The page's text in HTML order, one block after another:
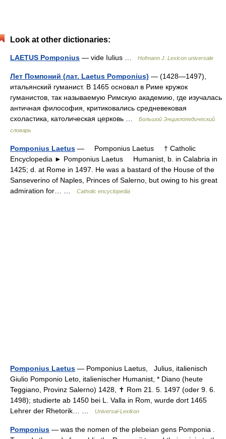
Look at other dictionaries:
LAETUS Pomponius — vide Iulius … Hofmann J. Lexicon universale
Лет Помпоний (лат. Laetus Pomponius) — (1428—1497),
итальянский гуманист. В 1465 основал в Риме кружок
гуманистов, так называемую Римскую академию, где изучалась
античная философия, критиковались средневековая
схоластика, католическая церковь …
Большой Энциклопедический
словарь
Pomponius Laetus — Pomponius Laetus † Catholic
Encyclopedia ► Pomponius Laetus Humanist, b. in Calabria in
1425; d. at Rome in 1497. He was a bastard of the House of the
Sanseverino of Naples, Princes of Salerno, but owing to his great
admiration for… …
Catholic encyclopedia
Pomponius Laetus — Pomponius Laetus, Julius, italienisch
Giulio Pomponio Leto, italienischer Humanist, * Diano (heute
Teggiano, Provinz Salerno) 1428, ✝ Rom 21. 5. 1497 (oder 9. 6.
1498); studierte ab 1450 bei L. Valla in Rom, wurde dort 1465
Lehrer der Rhetorik… …
Universal-Lexikon
Pomponius — was the nomen of the plebeian gens Pomponia .